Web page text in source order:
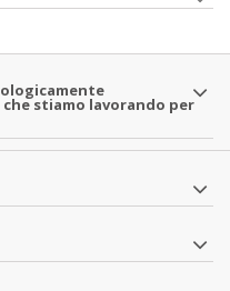
che stiamo lavorando per